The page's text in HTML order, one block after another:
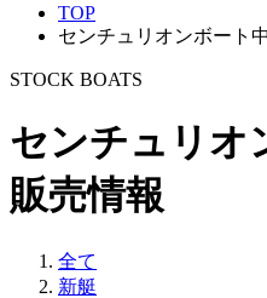
TOP
センチュリオンボート
STOCK BOATS
センチュリオ
販売情報
全て
新艇